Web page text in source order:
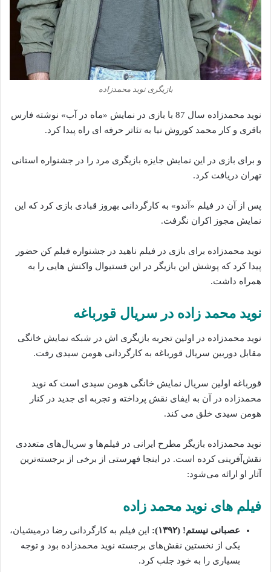
بازیگری نوید محمدزاده
نوید محمدزاده سال 87 با بازی در نمایش «ماه در آب» نوشته فارس
باقری و کار محمد کوروش نیا به تئاتر حرفه ای راه پیدا کرد.
و برای بازی در این نمایش جایزه بازیگری مرد را در جشنواره استانی
تهران دریافت کرد.
پس از آن در فیلم «آندو» به کارگردانی بهروز قبادی بازی کرد که این
نمایش مجوز اکران نگرفت.
نوید محمدزاده برای بازی در فیلم ناهید در جشنواره فیلم کن حضور
پیدا کرد که پوشش این بازیگر در این فستیوال واکنش هایی را به
همراه داشت.
نوید محمد زاده‌ در سریال قورباغه
‌نوید محمدزاده در اولین تجربه بازیگری اش در شبکه نمایش خانگی
مقابل دوربین سریال قورباغه به کارگردانی هومن سیدی رفت.
قورباغه اولین سریال نمایش خانگی هومن سیدی است که نوید
محمدزاده‌ در آن به ایفای نقش پرداخته‌ و تجربه ای جدید در کنار
هومن سیدی خلق می کند.
نوید محمدزاده بازیگر مطرح ایرانی در فیلم‌ها و سریال‌های متعددی
نقش‌آفرینی کرده است. در اینجا فهرستی از برخی از برجسته‌ترین
آثار او ارائه می‌شود:
فیلم‌ های نوید محمد زاده‌‌
عصبانی نیستم! (۱۳۹۲):
این فیلم به کارگردانی رضا درمیشیان،
یکی از نخستین نقش‌های برجسته نوید محمدزاده بود و توجه
بسیاری را به خود جلب کرد.